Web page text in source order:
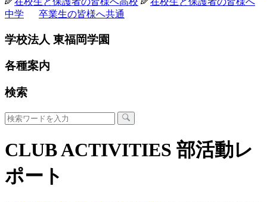
中学
卒業生の皆様へ共通
学校法人 東福岡学園
各種案内
検索
CLUB ACTIVITIES 部活動レ
ポート